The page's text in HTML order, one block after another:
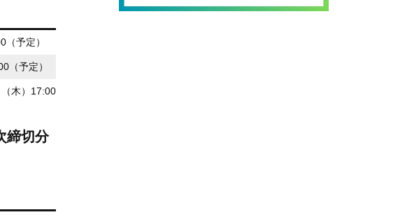
予定）
（予定）
木）17:00
締切分